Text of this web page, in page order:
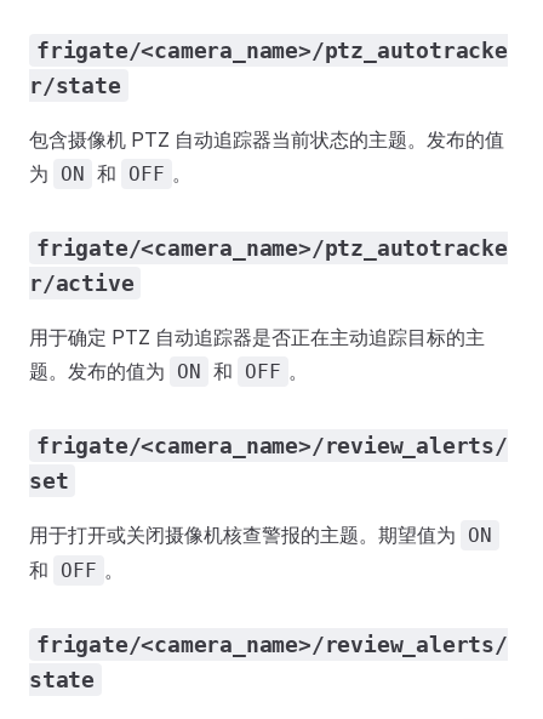
frigate/<camera_name>/ptz_autotracke
r/state
包含摄像机 PTZ 自动追踪器当前状态的主题。发布的值
为
ON 和 OFF 。
frigate/<camera_name>/ptz_autotracke
r/active
用于确定 PTZ 自动追踪器是否正在主动追踪目标的主
题。发布的值为
ON 和 OFF 。
frigate/<camera_name>/review_alerts/
set
用于打开或关闭摄像机核查警报的主题。期望值为 ON
和 OFF 。
frigate/<camera_name>/review_alerts/
state